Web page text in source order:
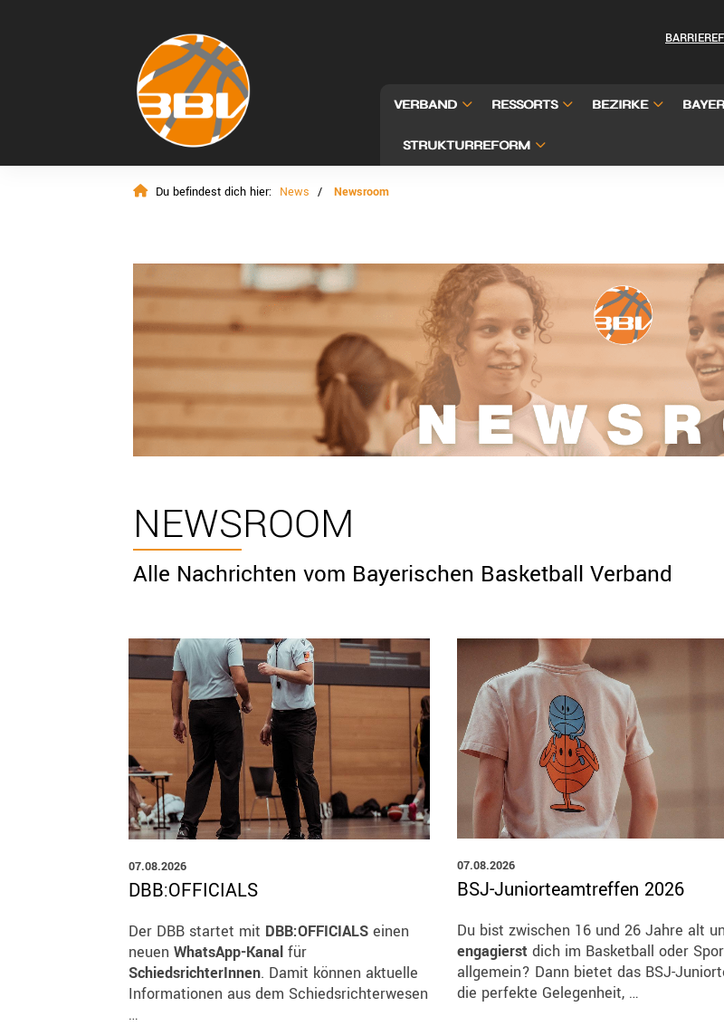
VERBAND RESSORTS BEZIRKE
STRUKTURREFORM
Du befindest dich hier: News Newsroom
NEWSROOM
Alle Nachrichten vom Bayerischen Basketball Verband
07.08.2026
DBB:OFFICIALS
Der DBB startet mit DBB:OFFICIALS einen
neuen WhatsApp-Kanal für
SchiedsrichterInnen. Damit können aktuelle
Informationen aus dem Schiedsrichterwesen
…
07.08.2026
BSJ-Juniorteamtreffen 2026
Du bist zwischen 16 und 26 Jahre alt
engagierst dich im Basketball oder
allgemein? Dann bietet das BSJ-
die perfekte Gelegenheit, …
QUICKLINKS
Geschäftsstelle
Bayerischer Basketball Verband e. V.
Georg-Brauchle-Ring 93
80992 München
+49 89 15702-300
geschaeftsstelle@bbv-online.de
Ressorts
Sport
Jugend
Trainer
Schiedsrichter
Breitensport
Leistungssport